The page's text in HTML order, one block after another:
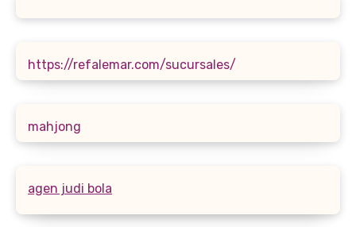
https://refalemar.com/sucursales/
mahjong
agen judi bola